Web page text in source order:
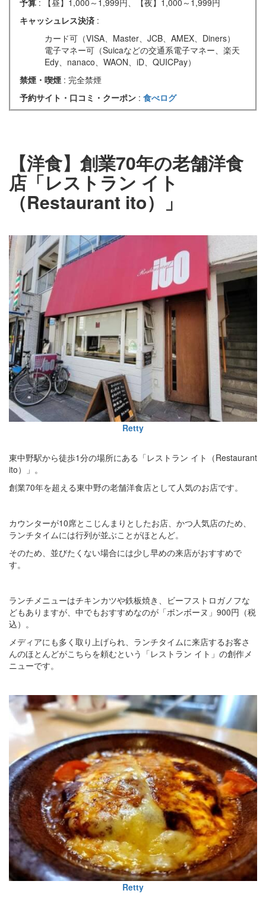
予算 : 【昼】1,000～1,999円、【夜】1,000～1,999円
キャッシュレス決済 :
カード可（VISA、Master、JCB、AMEX、Diners）
電子マネー可（Suicaなどの交通系電子マネー、楽天
Edy、nanaco、WAON、iD、QUICPay）
禁煙・喫煙 : 完全禁煙
予約サイト・口コミ・クーポン : 食べログ
【洋食】創業70年の老舗洋食
店「レストラン イト
（Restaurant ito）」
Retty
東中野駅から徒歩1分の場所にある「レストラン イト（Restaurant
ito）」。
創業70年を超える東中野の老舗洋食店として人気のお店です。
カウンターが10席とこじんまりとしたお店、かつ人気店のため、
ランチタイムには行列が並ぶことがほとんど。
そのため、並びたくない場合には少し早めの来店がおすすめで
す。
ランチメニューはチキンカツや鉄板焼き、ビーフストロガノフな
どもありますが、中でもおすすめなのが「ボンボーヌ」900円（税
込）。
メディアにも多く取り上げられ、ランチタイムに来店するお客さ
んのほとんどがこちらを頼むという「レストラン イト」の創作メ
ニューです。
Retty